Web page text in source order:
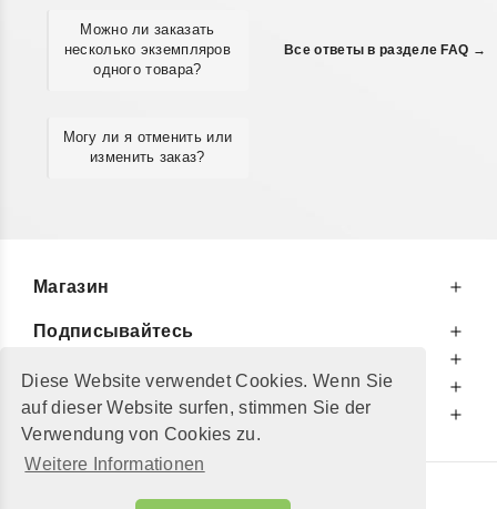
Diese Website verwendet Cookies. Wenn Sie
auf dieser Website surfen, stimmen Sie der
Verwendung von Cookies zu.
Weitere Informationen
Можно ли заказать
несколько экземпляров
одного товара?
Могу ли я отменить или
изменить заказ?
Все ответы в разделе FAQ →
Магазин
Подписывайтесь
Информируем Вас
Дополнительно
© 2002 - 2026"Petershop GmbH"